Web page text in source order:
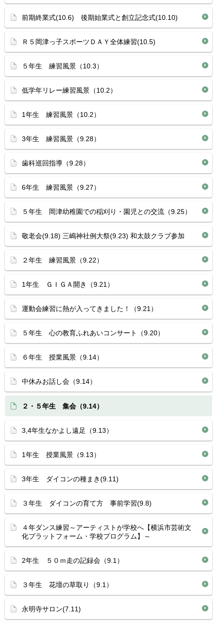
前期終業式(10.6) 後期始業式と創立記念式(10.10)
Ｒ５岡津っ子スポーツＤＡＹ全体練習(10.5)
５年生 練習風景（10.3）
低学年リレー練習風景（10.2）
1年生 練習風景（10.2）
3年生 練習風景（9.28）
歯科巡回指導（9.28）
6年生 練習風景（9.27）
５年生 岡津幼稚園での稲刈り・園児との交流（9.25）
敬老会(9.18) 三嶋神社例大祭(9.23) 和太鼓クラブ参加
２年生 練習風景（9.22）
1年生 ＧＩＧＡ開き（9.21）
運動会練習に熱が入ってきました！（9.21）
５年生 心の教育ふれあいコンサート（9.20）
６年生 授業風景（9.14）
中休みお話し会（9.14）
２・５年生 集会（9.14）
3,4年生なかよし遠足（9.13）
1年生 授業風景（9.13）
3年生 ダイコンの種まき(9.11)
３年生 ダイコンの育て方 事前学習(9.8)
４年ダンス練習～アーティストが学校へ【横浜市芸術文
化プラットフォーム・学校プログラム】～
2年生 ５０ｍ走の記録会（9.1）
３年生 花壇の草取り（9.1）
永明寺サロン(7.11)